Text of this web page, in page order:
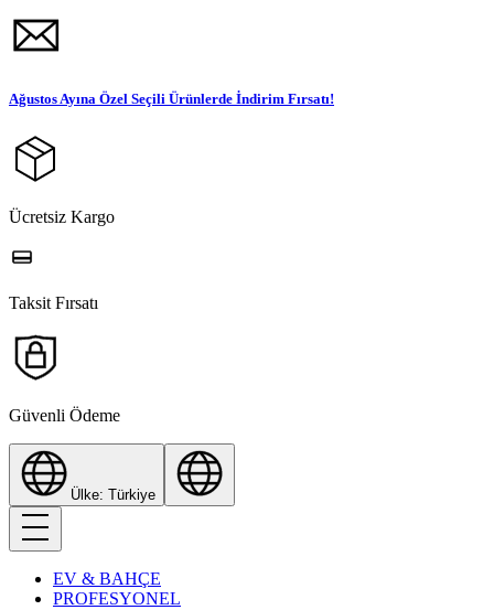
Ağustos Ayına Özel Seçili Ürünlerde İndirim Fırsatı!
Ücretsiz Kargo
Taksit Fırsatı
Güvenli Ödeme
Ülke: Türkiye
EV & BAHÇE
PROFESYONEL